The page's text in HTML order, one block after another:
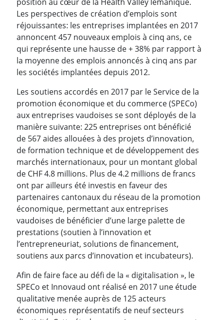
Les perspectives de création d’emplois sont
réjouissantes: les entreprises implantées en 2017
annoncent 457 nouveaux emplois à cinq ans, ce
qui représente une hausse de + 38% par rapport à
la moyenne des emplois annoncés à cinq ans par
les sociétés implantées depuis 2012.
Les soutiens accordés en 2017 par le Service de la
promotion économique et du commerce (SPECo)
aux entreprises vaudoises se sont déployés de la
manière suivante: 225 entreprises ont bénéficié
de 567 aides allouées à des projets d’innovation,
de formation technique et de développement des
marchés internationaux, pour un montant global
de CHF 4.8 millions. Plus de 4.2 millions de francs
ont par ailleurs été investis en faveur des
partenaires cantonaux du réseau de la promotion
économique, permettant aux entreprises
vaudoises de bénéficier d’une large palette de
prestations (soutien à l’innovation et
l’entrepreneuriat, solutions de financement,
soutiens aux parcs d’innovation et incubateurs).
Afin de faire face au défi de la « digitalisation », le
SPECo et Innovaud ont réalisé en 2017 une étude
qualitative menée auprès de 125 acteurs
économiques représentatifs de neuf secteurs